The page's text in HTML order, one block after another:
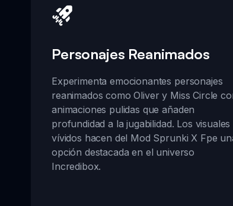
Personajes Reanimados
Experimenta emocionantes personajes
reanimados como Oliver y Miss Circle
animaciones pulidas que añaden
profundidad a la jugabilidad. Los visuales
vívidos hacen del Mod Sprunki X Fpe
opción destacada en el universo
Incredibox.